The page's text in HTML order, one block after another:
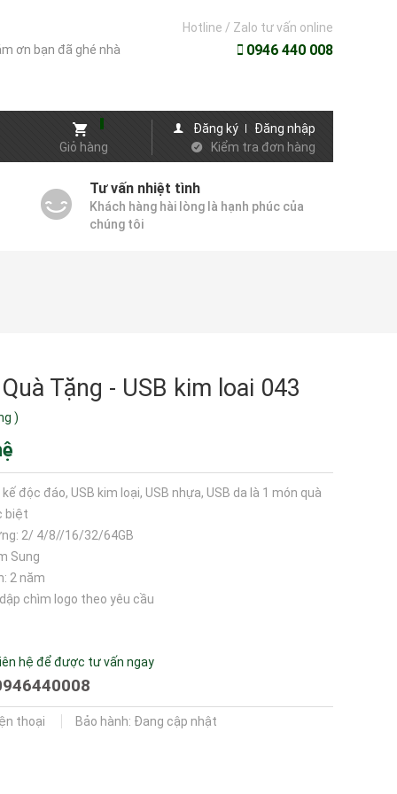
ơn bạn đã ghé nhà
Hotline / Zalo tư vấn online
0946 440 008
Giỏ hàng
Đăng ký
Đăng nhập
Kiểm tra đơn hàng
Tư vấn nhiệt tình
Khách hàng hài lòng là hạnh phúc của
chúng tôi
Tặng - USB kim loai 043
)
độc đáo, USB kim loại, USB nhựa, USB da là 1 món quà
biệt
2/ 4/8//16/32/64GB
Sung
2 năm
chìm logo theo yêu cầu
hệ để được tư vấn ngay
thoại Bảo hành: Đang cập nhật